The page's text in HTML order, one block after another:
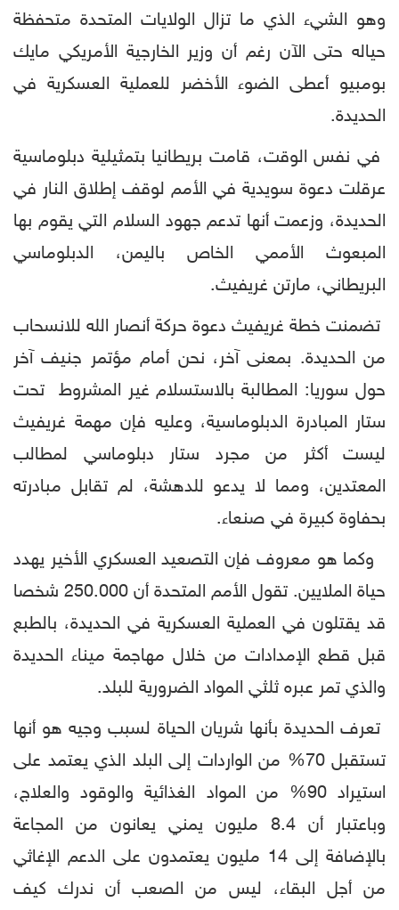
وهو الشيء الذي ما تزال الولايات المتحدة متحفظة
حياله حتى الآن رغم أن وزير الخارجية الأمريكي مايك
بومبيو أعطى الضوء الأخضر للعملية العسكرية في
الحديدة.
في نفس الوقت، قامت بريطانيا بتمثيلية دبلوماسية
عرقلت دعوة سويدية في الأمم لوقف إطلاق النار في
الحديدة، وزعمت أنها تدعم جهود السلام التي يقوم بها
المبعوث الأممي الخاص باليمن، الدبلوماسي
البريطاني، مارتن غريفيث.
تضمنت خطة غريفيث دعوة حركة أنصار الله للانسحاب
من الحديدة. بمعنى آخر، نحن أمام مؤتمر جنيف آخر
حول سوريا: المطالبة بالاستسلام غير المشروط تحت
ستار المبادرة الدبلوماسية، وعليه فإن مهمة غريفيث
ليست أكثر من مجرد ستار دبلوماسي لمطالب
المعتدين، ومما لا يدعو للدهشة، لم تقابل مبادرته
بحفاوة كبيرة في صنعاء.
وكما هو معروف فإن التصعيد العسكري الأخير يهدد
حياة الملايين. تقول الأمم المتحدة أن 250.000 شخصا
قد يقتلون في العملية العسكرية في الحديدة، بالطبع
قبل قطع الإمدادات من خلال مهاجمة ميناء الحديدة
والذي تمر عبره ثلثي المواد الضرورية للبلد.
تعرف الحديدة بأنها شريان الحياة لسبب وجيه هو أنها
تستقبل 70% من الواردات إلى البلد الذي يعتمد على
استيراد 90% من المواد الغذائية والوقود والعلاج،
وباعتبار أن 8.4 مليون يمني يعانون من المجاعة
بالإضافة إلى 14 مليون يعتمدون على الدعم الإغاثي
من أجل البقاء، ليس من الصعب أن ندرك كيف